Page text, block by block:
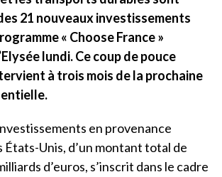
21 nouveaux investissements
« Choose France »
lundi. Ce coup de pouce
à trois mois de la prochaine
en provenance
États-Unis, d’un montant total de
d’euros, s’inscrit dans le cadre